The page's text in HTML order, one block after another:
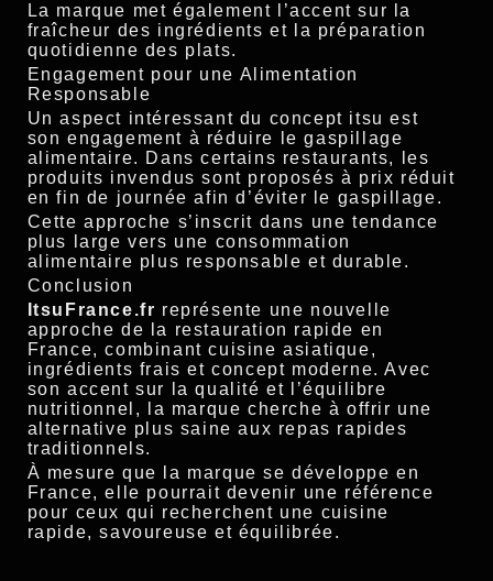
La marque met également l’accent sur la
fraîcheur des ingrédients et la préparation
quotidienne des plats.
Engagement pour une Alimentation
Responsable
Un aspect intéressant du concept itsu est
son engagement à réduire le gaspillage
alimentaire. Dans certains restaurants, les
produits invendus sont proposés à prix réduit
en fin de journée afin d’éviter le gaspillage.
Cette approche s’inscrit dans une tendance
plus large vers une consommation
alimentaire plus responsable et durable.
Conclusion
ItsuFrance.fr représente une nouvelle
approche de la restauration rapide en
France, combinant cuisine asiatique,
ingrédients frais et concept moderne. Avec
son accent sur la qualité et l’équilibre
nutritionnel, la marque cherche à offrir une
alternative plus saine aux repas rapides
traditionnels.
À mesure que la marque se développe en
France, elle pourrait devenir une référence
pour ceux qui recherchent une cuisine
rapide, savoureuse et équilibrée.